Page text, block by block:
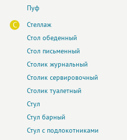
Пуф
С
Стеллаж
Стол обеденный
Стол письменный
Столик журнальный
Столик сервировочный
Столик туалетный
Стул
Стул барный
Стул с подлокотниками